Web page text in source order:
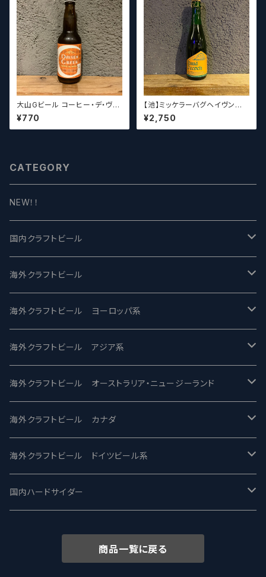
大山Gビール コーヒー・デ・ヴァ
イス【クラフトビール】
¥770
【池】ミッケラーバグヘイヴン
ルードペッシュ Mikkeller Bag
haven Ruud Peesch
¥2,750
CATEGORY
NEW！！
国内クラフトビール
UCHU BREWING -うちゅうブルーイング
バテレ -VERTERE
2nd Story Ale Works -セカンドストーリー
ビアへるん - Beer Hearn
忽布古丹醸造 - HOP KOTAN
ワイマーケットブルーイング Y.Market Brewing
志賀高原ビール - SIGAKOGEN
箕面ビール - MINOH BEER
海外クラフトビール
Modern Times モダンタイムズ
Maui マウイ
Toppling Goliath トップリンゴライアス
Fair State フェアステイト
Lagunitas ラグニタス
FirestoneWalker ファイアストーン
Mikkeller ミッケラー
海外クラフトビール ヨーロッパ系
UnBarred -アンバード
SAIREN /サイレン
ワイルドチャイルド - Wilde Child
BrewDog Brewery - ブリュードッグ
The Flying Inn / ザ フライイング イン
Lambiek Fabriek - ファブリーク
海外クラフトビール アジア系
gweilo-鬼佬 グウァイロ
Heart Of Darkness - ハートオブダークネス
Carbon brews -カーボン
TAIHU - タイフー
Behemoth - ベヒーモス
海外クラフトビール オーストラリア・ニュージーランド
ROCKY RIDGE - ロッキーリッジ
BODRIGGY BREWING ボッドリッジー
CO-CONSPIRATORS コ・コンスピレーターズ
Deep Creek Brewing Co.
海外クラフトビール カナダ
Jackie O's ジャッキーオーズ
Westbrook ウェストブルック
Strathcona ストラスコナ
海外クラフトビール ドイツビール系
Karmeliten カーメリテン
Früh フリュー
国内ハードサイダー
商品一覧に戻る